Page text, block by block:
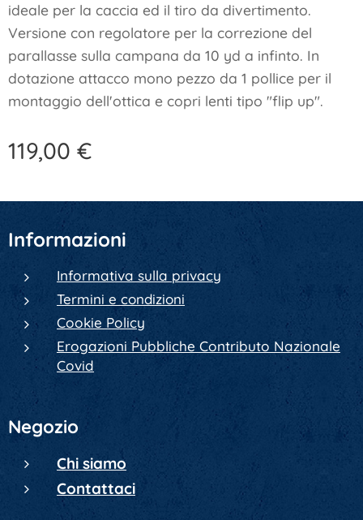
ideale per la caccia ed il tiro da divertimento.
Versione con regolatore per la correzione del
parallasse sulla campana da 10 yd a infinto. In
dotazione attacco mono pezzo da 1 pollice per il
montaggio dell'ottica e copri lenti tipo "flip up".
119,00 €
Informazioni
Informativa sulla privacy
Termini e condizioni
Cookie Policy
Erogazioni Pubbliche Contributo Nazionale
Covid
Negozio
Chi siamo
Contattaci